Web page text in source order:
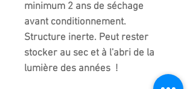
minimum 2 ans de séchage
avant conditionnement.
Structure inerte. Peut rester
stocker au sec et à l'abri de la
lumière des années !